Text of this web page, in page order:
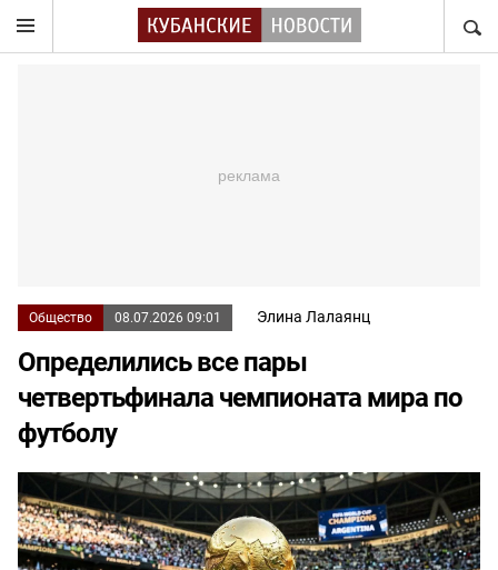
Общество 08.07.2026 09:01 Элина Лалаянц
Определились все пары
четвертьфинала чемпионата мира по
футболу